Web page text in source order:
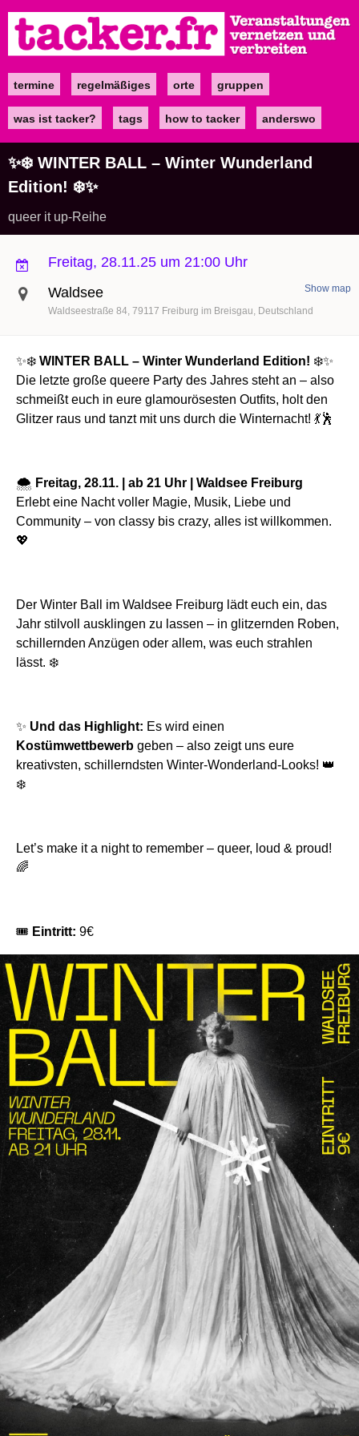
zum
Inhalt
Maintermine regelmäßiges orte gruppen
was ist tacker? tags how to tacker anderswo
✨❄️ WINTER BALL – Winter Wunderland
Edition! ❄️✨
queer it up-Reihe
Freitag, 28.11.25 um 21:00 Uhr
Waldsee
Waldseestraße 84 79117 Freiburg im Breisgau Deutschland
Show map
✨❄️ WINTER BALL – Winter Wunderland Edition! ❄️✨
Die letzte große queere Party des Jahres steht an – also
schmeißt euch in eure glamourösesten Outfits, holt den
Glitzer raus und tanzt mit uns durch die Winternacht! 💃🕺
🌨 Freitag, 28.11. | ab 21 Uhr | Waldsee Freiburg
Erlebt eine Nacht voller Magie, Musik, Liebe und
Community – von classy bis crazy, alles ist willkommen.
💖
Der Winter Ball im Waldsee Freiburg lädt euch ein, das
Jahr stilvoll ausklingen zu lassen – in glitzernden Roben,
schillernden Anzügen oder allem, was euch strahlen
lässt. ❄️
✨ Und das Highlight: Es wird einen
Kostümwettbewerb geben – also zeigt uns eure
kreativsten, schillerndsten Winter-Wonderland-Looks! 👑
❄️
Let’s make it a night to remember – queer, loud & proud!
🌈
🎟 Eintritt: 9€